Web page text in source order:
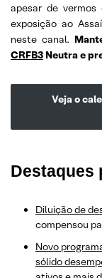
apesar de vermos
exposição ao
neste canal.
CRFB3 Neutra e
Veja o
Destaques
Diluição de
compensou
Novo
sólido